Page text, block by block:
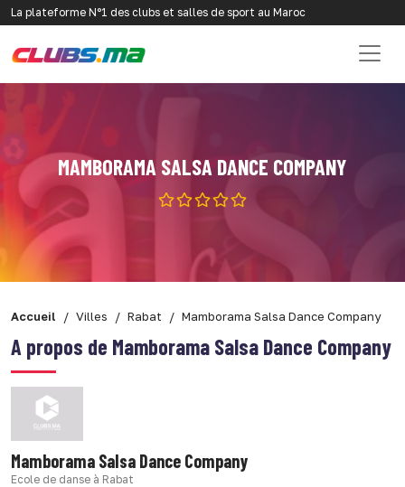
La plateforme N°1 des clubs et salles de sport au Maroc
MAMBORAMA SALSA DANCE COMPANY
Accueil Villes Rabat Mamborama Salsa Dance Company
A propos de Mamborama Salsa Dance Company
Mamborama Salsa Dance Company
Ecole de danse à Rabat